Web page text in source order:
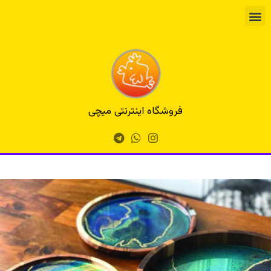
فروشگاه اینترنتی میچی